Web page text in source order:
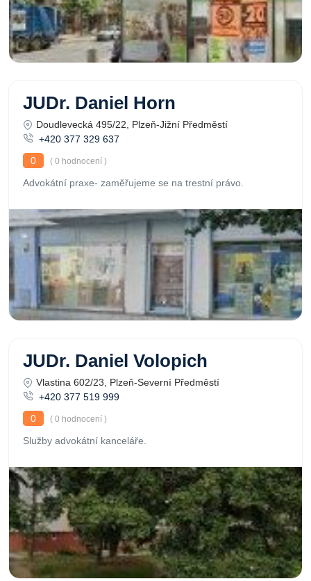
JUDr. Daniel Horn
Doudlevecká 495/22, Plzeň-Jižní Předměstí
+420 377 329 637
0
( 0 hodnocení )
Advokátní praxe- zaměřujeme se na trestní právo.
JUDr. Daniel Volopich
Vlastina 602/23, Plzeň-Severní Předměstí
+420 377 519 999
0
( 0 hodnocení )
Služby advokátní kanceláře.